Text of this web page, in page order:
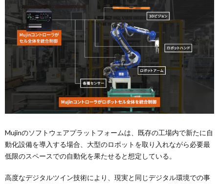
Mujinのソフトウェアプラットフォームは、既存の工場内で新たに自
動化設備を導入する場合、大型のロボットを取り入れながら必要最
低限のスペースでの自動化を果たせると想定している。
高度なデジタルツイン技術により、現実と同じデジタル環境での事